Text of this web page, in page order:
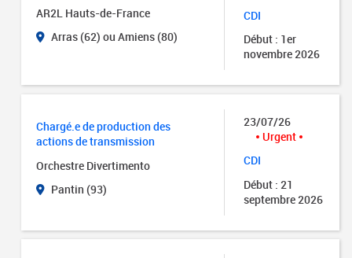
AR2L Hauts-de-France
Arras (62) ou Amiens (80)
CDI
Début : 1er
novembre 2026
Chargé.e de production des
actions de transmission
Orchestre Divertimento
Pantin (93)
23/07/26
Urgent
CDI
Début : 21
septembre 2026